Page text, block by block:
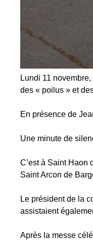
Lundi 11
des « poilus » et
En présence de
Une minute de
C’est à Saint Haon
Saint Arcon de
Le président de la
assistaient
Après la messe